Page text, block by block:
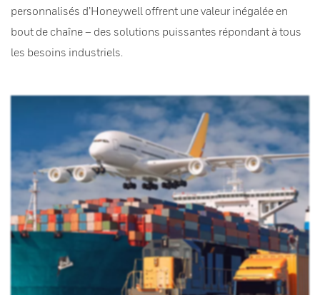
personnalisés d’Honeywell offrent une valeur inégalée en
bout de chaîne – des solutions puissantes répondant à tous
les besoins industriels.